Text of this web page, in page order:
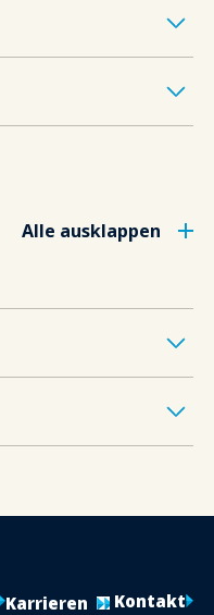
Alle ausklappen
Karrieren Kontakt